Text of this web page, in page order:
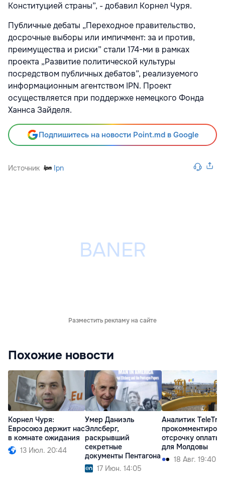
Конституцией страны”, - добавил Корнел Чуря.
Публичные дебаты „Переходное правительство,
досрочные выборы или импичмент: за и против,
преимущества и риски” стали 174-ми в рамках
проекта „Развитие политической культуры
посредством публичных дебатов”, реализуемого
информационным агентством IPN. Проект
осуществляется при поддержке немецкого Фонда
Ханнса Зайделя.
Подпишитесь на новости Point.md в Google
Источник Ipn
Разместить рекламу на сайте
Похожие новости
Корнел Чуря:
Евросоюз держит нас
в комнате ожидания
13 Июл. 20:44
Умер Даниэль
Эллсберг,
раскрывший
секретные
документы Пентагона
17 Июн. 14:05
Аналитик
отсрочку оплаты
для Молдовы
18 Авг. 19:40